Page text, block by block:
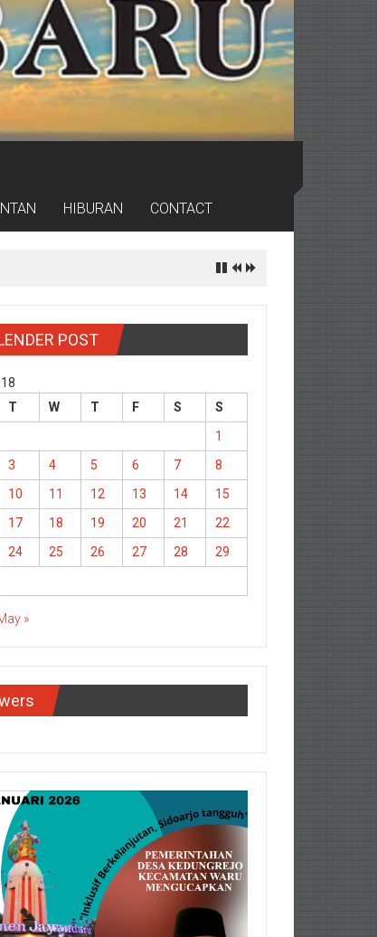
HIBURAN CONTACT
POST
T W T F S
S
1
3 4 5 6 7
8
10 11 12 13 14
15
17 18 19 20 21
22
24 25 26 27 28
29
»